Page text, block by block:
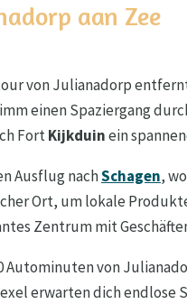
aan Zee
von Julianadorp
einen Spaziergang
FortKijkduinein
Ausflug nachSchagen,
Ort, um lokale
Zentrum mit
Autominuten von
erwarten dich